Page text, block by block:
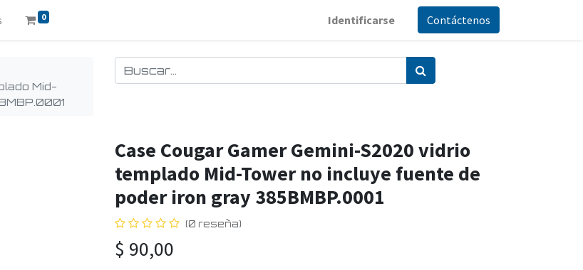
0 Identificarse Contáctenos
Mid-
Case Cougar Gamer Gemini-S2020 vidrio
templado Mid-Tower no incluye fuente de
poder iron gray 385BMBP.0001
(0 reseña)
$ 90,00